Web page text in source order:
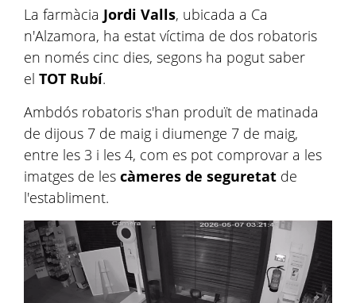
La farmàcia Jordi Valls, ubicada a Ca
n'Alzamora, ha estat víctima de dos robatoris
en només cinc dies, segons ha pogut saber
el TOT Rubí.
Ambdós robatoris s'han produït de matinada
de dijous 7 de maig i diumenge 7 de maig,
entre les 3 i les 4, com es pot comprovar a les
imatges de les càmeres de seguretat de
l'establiment.